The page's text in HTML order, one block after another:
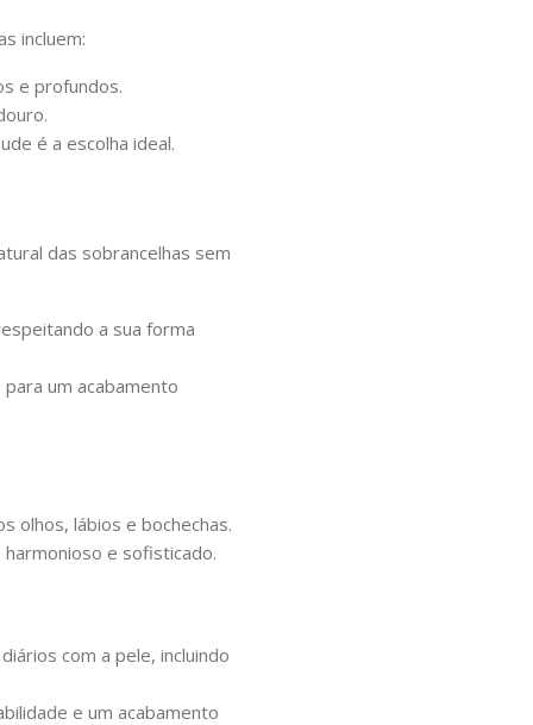
incluem:
e profundos.
é a escolha ideal.
das sobrancelhas sem
a sua forma
um acabamento
olhos, lábios e bochechas.
e sofisticado.
com a pele, incluindo
e um acabamento